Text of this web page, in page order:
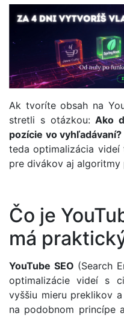
Ak tvoríte obsah na
stretli s otázkou:Ako
pozície vo vyhľadávaní?
teda optimalizácia
pre divákov aj algoritmy
Čo je
má
YouTube SEO (Search
optimalizácie videí s
vyššiu mieru preklikov
na podobnom princípe